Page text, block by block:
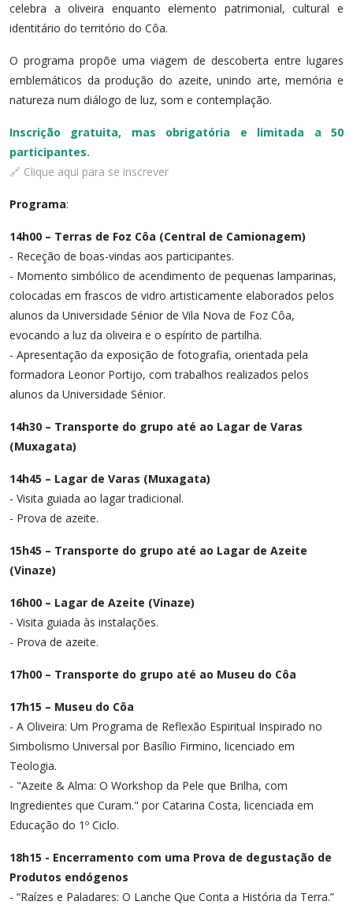
celebra a oliveira enquanto elemento patrimonial, cultural e
identitário do território do Côa.
O programa propõe uma viagem de descoberta entre lugares
emblemáticos da produção do azeite, unindo arte, memória e
natureza num diálogo de luz, som e contemplação.
Inscrição gratuita, mas obrigatória e limitada a 50
participantes.
🔗 Clique aqui para se inscrever
Programa:
14h00 – Terras de Foz Côa (Central de Camionagem)
- Receção de boas-vindas aos participantes.
- Momento simbólico de acendimento de pequenas lamparinas,
colocadas em frascos de vidro artisticamente elaborados pelos
alunos da Universidade Sénior de Vila Nova de Foz Côa,
evocando a luz da oliveira e o espírito de partilha.
- Apresentação da exposição de fotografia, orientada pela
formadora Leonor Portijo, com trabalhos realizados pelos
alunos da Universidade Sénior.
14h30 – Transporte do grupo até ao Lagar de Varas
(Muxagata)
14h45 – Lagar de Varas (Muxagata)
- Visita guiada ao lagar tradicional.
- Prova de azeite.
15h45 – Transporte do grupo até ao Lagar de Azeite
(Vinaze)
16h00 – Lagar de Azeite (Vinaze)
- Visita guiada às instalações.
- Prova de azeite.
17h00 – Transporte do grupo até ao Museu do Côa
17h15 – Museu do Côa
- A Oliveira: Um Programa de Reflexão Espiritual Inspirado no
Simbolismo Universal por Basílio Firmino, licenciado em
Teologia.
- "Azeite & Alma: O Workshop da Pele que Brilha, com
Ingredientes que Curam." por Catarina Costa, licenciada em
Educação do 1º Ciclo.
18h15 - Encerramento com uma Prova de degustação de
Produtos endógenos
- “Raízes e Paladares: O Lanche Que Conta a História da Terra.”